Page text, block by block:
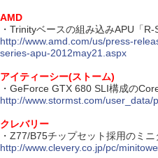
AMD
・Trinityベースの組み込みAPU「
http://www.amd.com/us/press-
series-apu-2012may21.aspx
アイティーシー(ストーム)
・GeForce GTX 680 SLI構成の
http://www.stormst.com/
クレバリー
・Z77/B75チップセット採用のミ
http://www.clevery.co.jp/pc/